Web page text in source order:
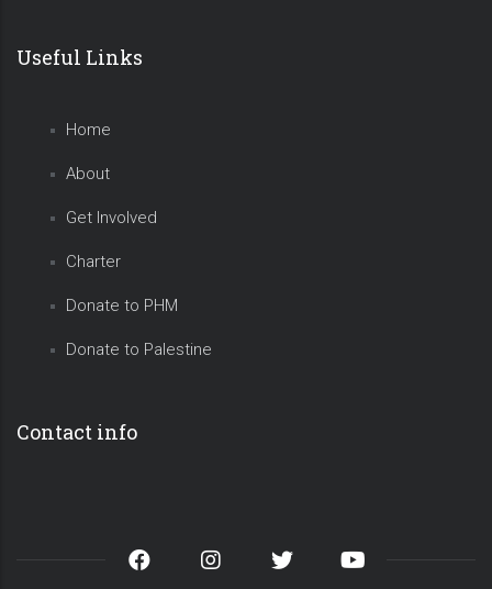
Useful Links
Home
About
Get Involved
Charter
Donate to PHM
Donate to Palestine
Contact info